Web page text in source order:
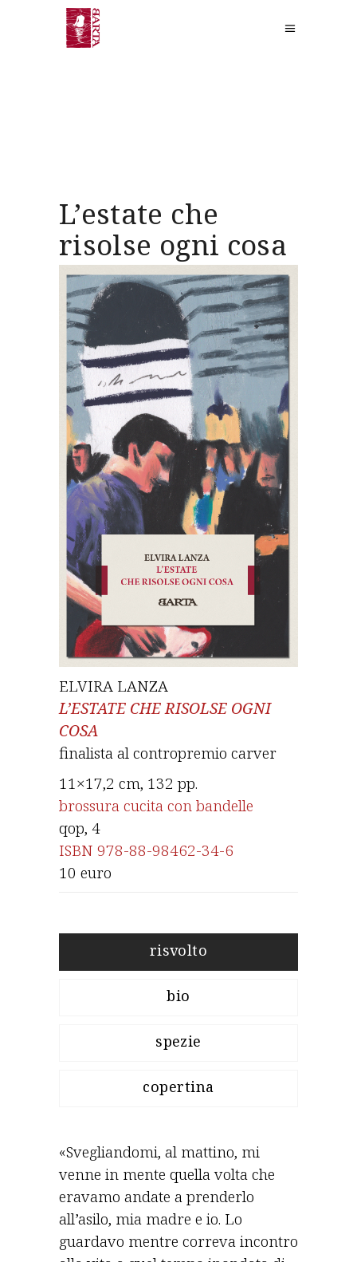
L’estate che
risolse ogni cosa
ELVIRA LANZA
L’ESTATE CHE RISOLSE OGNI
COSA
finalista alcontropremio carver
11×17,2 cm, 132 pp.
brossura cucita con bandelle
qop, 4
ISBN 978-88-98462-34-6
10 euro
risvolto
bio
spezie
copertina
«Svegliandomi, al mattino, mi
venne in mente quella volta che
eravamo andate a prenderlo
all’asilo, mia madre e io. Lo
guardavo mentre correva incontro